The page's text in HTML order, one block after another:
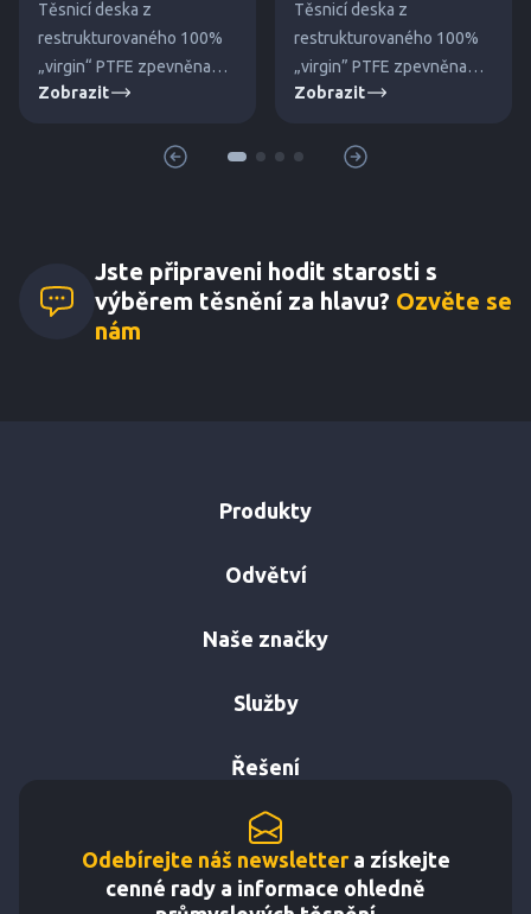
Těsnicí deska z
restrukturovaného 100%
„virgin“ PTFE zpevněna
dutými skleněnými
Zobrazit
Těsnicí deska z
restrukturovaného 100%
„virgin” PTFE zpevněna
křemičitým plnivem proti
vysoké tlaky a teploty.
Zobrazit
Jste připraveni hodit starosti s
výběrem těsnění za hlavu? Ozvěte se
nám
Produkty
Odvětví
Naše značky
Služby
Řešení
Odebírejte náš newslettera získejte
cenné rady a informace ohledně